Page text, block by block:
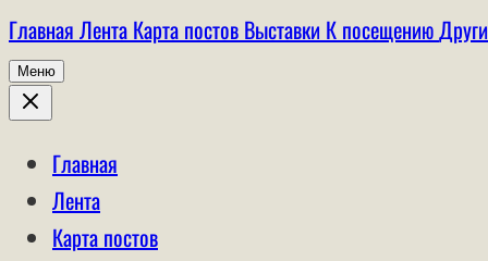
Главная Лента Карта постов Выставки К посещению
Меню
Главная
Лента
Карта постов